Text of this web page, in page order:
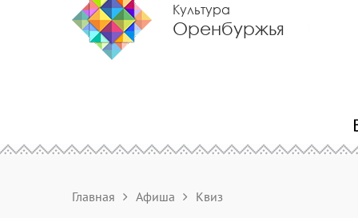
Культура
Оренбуржья
Главная Афиша Квиз